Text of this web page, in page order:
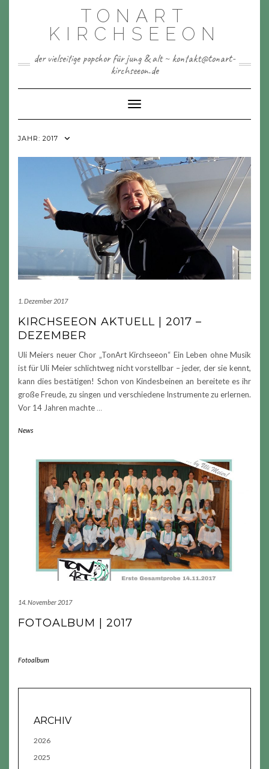
TONART
KIRCHSEEON
der vielseitige popchor für jung & alt ~ kontakt@tonart-
kirchseeon.de
Toggle Navigation
JAHR: 2017
1. Dezember 2017
KIRCHSEEON AKTUELL | 2017 –
DEZEMBER
Uli Meiers neuer Chor „TonArt Kirchseeon“ Ein Leben ohne Musik
ist für Uli Meier schlichtweg nicht vorstellbar – jeder, der sie kennt,
kann dies bestätigen! Schon von Kindesbeinen an bereitete es ihr
große Freude, zu singen und verschiedene Instrumente zu erlernen.
Vor 14 Jahren machte…
News
14. November 2017
FOTOALBUM | 2017
Fotoalbum
ARCHIV
2026
2025